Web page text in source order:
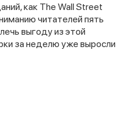
как The Wall Street
читателей пять
выгоду из этой
за неделю уже выросли